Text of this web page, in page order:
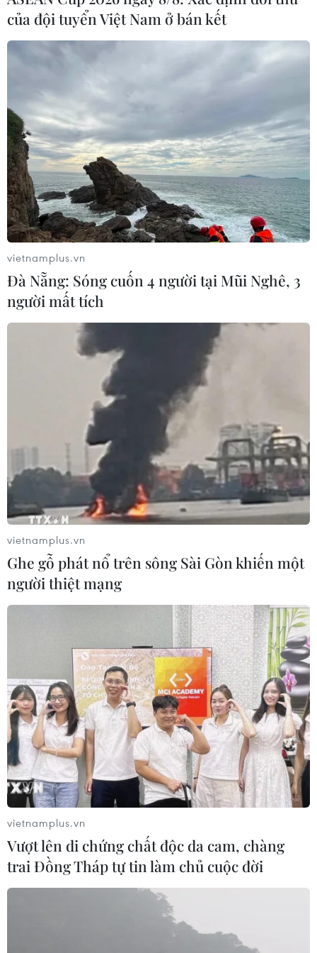
của đội tuyển Việt Nam ở bán kết
vietnamplus.vn
Đà Nẵng: Sóng cuốn 4 người tại Mũi Nghê, 3
người mất tích
vietnamplus.vn
Ghe gỗ phát nổ trên sông Sài Gòn khiến một
người thiệt mạng
vietnamplus.vn
Vượt lên di chứng chất độc da cam, chàng
trai Đồng Tháp tự tin làm chủ cuộc đời